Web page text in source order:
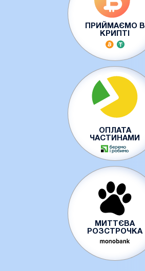
ПРИЙМАЄМО В
КРИПТІ
ОПЛАТА
ЧАСТИНАМИ
МИТТЄВА
РОЗСТРОЧКА